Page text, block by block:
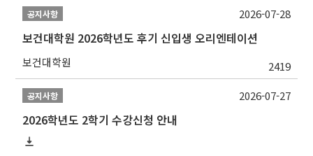
공지사항
보건대학원 2026학년도 후기 신입생 오리엔테이션
보건대학원 2419
2026-07-28
공지사항
2026학년도 2학기 수강신청 안내
2026-07-27